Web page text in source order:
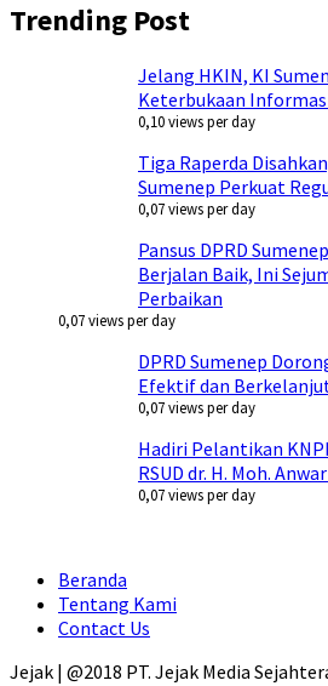
Trending Post
Jelang HKIN, KI
Keterbukaan
0,10 views per day
Tiga Raperda
Sumenep Perkuat
0,07 views per day
Pansus DPRD
Berjalan Baik, Ini
Perbaikan
0,07 views per day
DPRD Sumenep
Efektif dan
0,07 views per day
Hadiri Pelantikan
RSUD dr. H. Moh.
0,07 views per day
Beranda
Tentang Kami
Contact Us
Jejak | @2018 PT. Jejak Media